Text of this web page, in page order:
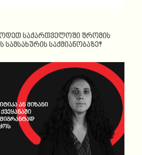
საქართველოში შრომის
სამსახურის საქმიანობაზე?